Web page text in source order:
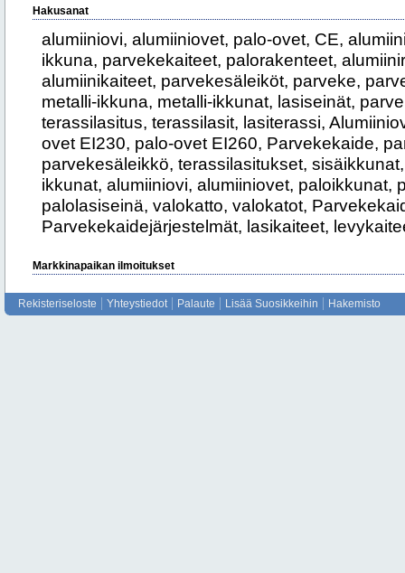
Hakusanat
alumiiniovi, alumiiniovet, palo-ovet, CE,
ikkuna, parvekekaiteet, palorakenteet,
alumiinikaiteet, parvekesäleiköt, parveke,
metalli-ikkuna, metalli-ikkunat, lasiseinät,
terassilasitus, terassilasit, lasiterassi,
ovet EI230, palo-ovet EI260, Parvekekaide,
parvekesäleikkö, terassilasitukset,
ikkunat, alumiiniovi, alumiiniovet, paloikkunat,
palolasiseinä, valokatto, valokatot,
Parvekekaidejärjestelmät, lasikaiteet,
Markkinapaikan ilmoitukset
Rekisteriseloste Yhteystiedot Palaute Lisää Suosikkeihin Hakemisto